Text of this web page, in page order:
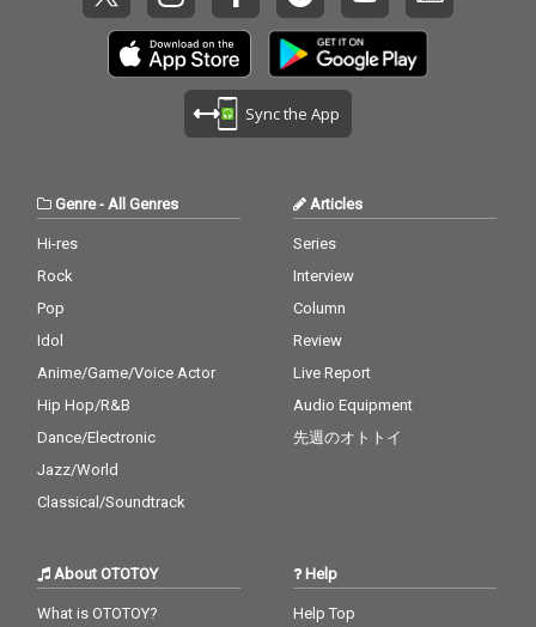
Sync the App
Genre- All Genres
Hi-res
Rock
Pop
Idol
Anime/Game/Voice Actor
Hip Hop/R&B
Dance/Electronic
Jazz/World
Classical/Soundtrack
Articles
Series
Interview
Column
Review
Live Report
Audio Equipment
先週のオトトイ
About OTOTOY
What is OTOTOY?
Help
Help Top